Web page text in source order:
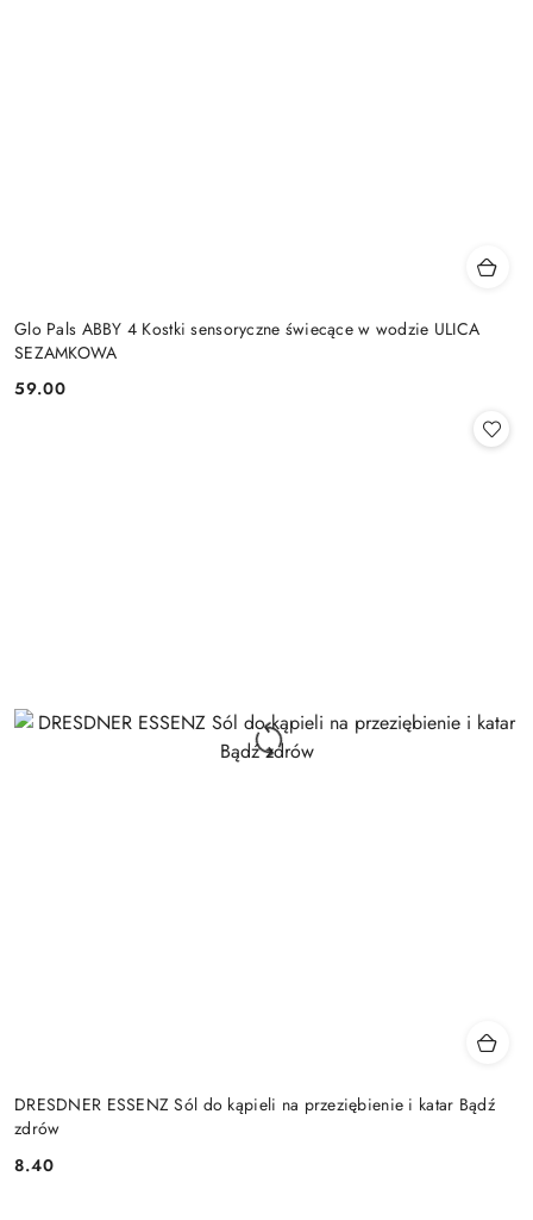
Glo Pals ABBY 4 Kostki sensoryczne świecące w wodzie ULICA
SEZAMKOWA
Cena:
59.00
DRESDNER ESSENZ Sól do kąpieli na przeziębienie i katar Bądź
zdrów
Cena:
8.40